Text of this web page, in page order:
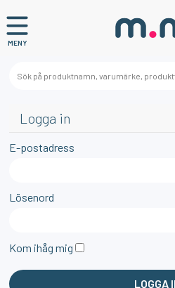
MENY
Logga in
E-postadress
Lösenord
Kom ihåg mig